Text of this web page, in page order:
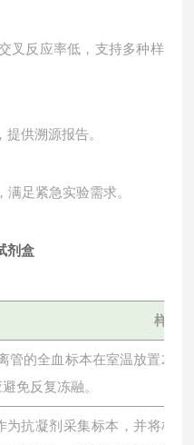
叉反应率低，支持多种样
提供溯源报告。
足紧急实验需求。
剂盒
样本
管的全血标本在室温放置2
免反复冻融。
为抗凝剂采集标本，并将标